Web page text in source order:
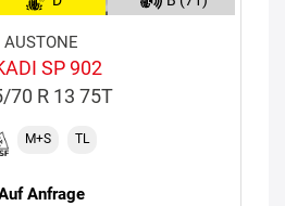
AUSTONE
SP 902
70 R 13 75T
M+S TL
Anfrage